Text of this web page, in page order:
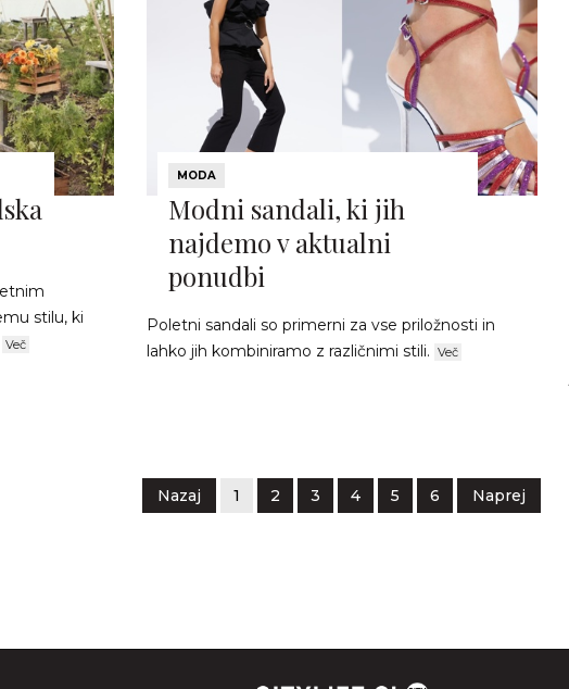
stilu, ki
Več
MODA
Modni sandali, ki jih
najdemo v aktualni
ponudbi
Poletni sandali so primerni za vse priložnosti in
lahko jih kombiniramo z različnimi stili. Več
Nazaj 1 2 3 4 5 6 Naprej